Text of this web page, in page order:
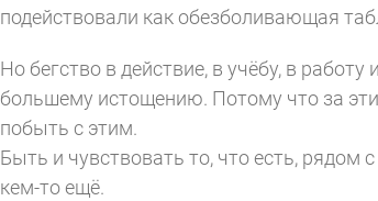
подействовали как обезболивающая
Но бегство в действие, в учёбу, в
большему истощению. Потому что за
побыть с этим.
Быть и чувствовать то, что есть, рядом
кем-то ещё.